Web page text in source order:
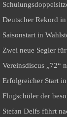
Deutscher Rekord
Saisonstart in
Zwei neue Segler
Vereinsdiscus „72“
Erfolgreicher Start
Flugschüler der
Stefan Delfs führt